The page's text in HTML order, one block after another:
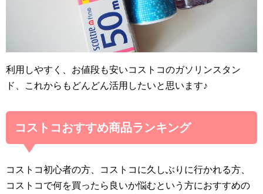
利用しやすく、お値段も安いコストコのガソリンスタン
ド、これからもどんどん活用したいと思います♪
コストコおすすめ商品ランキング
コストコ初心者の方、コストコに久しぶりに行かれる方、
コストコで何を買ったら良いか悩むという方におすすめの